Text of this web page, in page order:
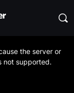
the server or
not supported.